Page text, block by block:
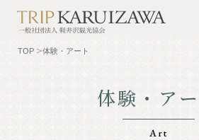
黒 青
文字
TOP 体験・アート
体験・ア
Art